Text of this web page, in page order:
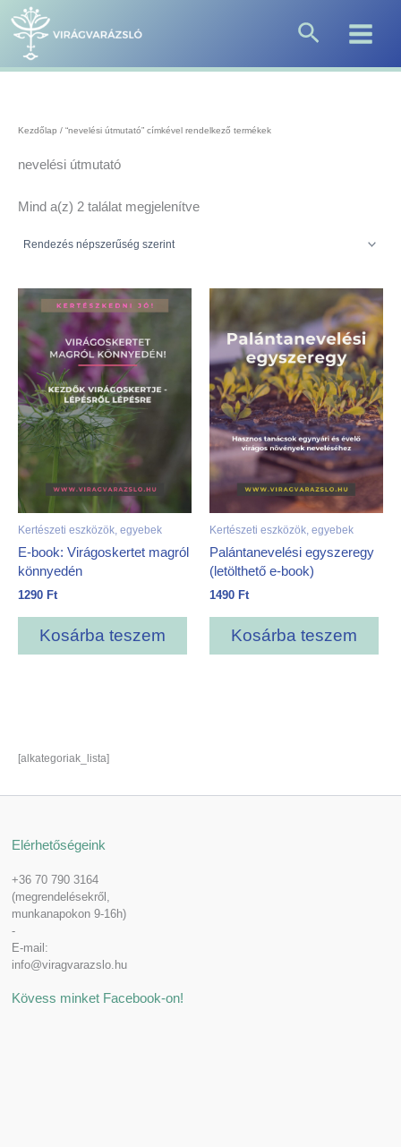
Skip
content
Search
Kezdőlap / “nevelési útmutató” címkével rendelkező termékek
nevelési útmutató
Mind a(z) 2 találat megjelenítve
Kertészeti eszközök, egyebek
E-book: Virágoskertet magról
könnyedén
1290 Ft
Kosárba teszem
Kertészeti eszközök, egyebek
Palántanevelési egyszeregy
(letölthető e-book)
1490 Ft
Kosárba teszem
[alkategoriak_lista]
Elérhetőségeink
+36 70 790 3164
(megrendelésekről,
munkanapokon 9-16h)
-
E-mail:
info@viragvarazslo.hu
Kövess minket Facebook-on!